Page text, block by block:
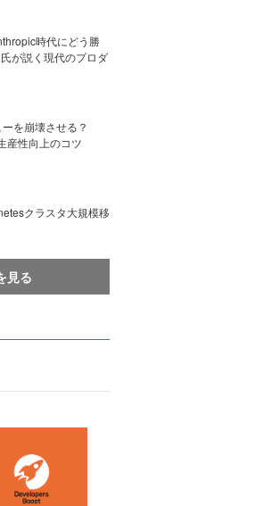
時代にどう勝
が説く現代のプロダ
を崩壊させる？
産性向上のコツ
クラスタ大規模移
見る